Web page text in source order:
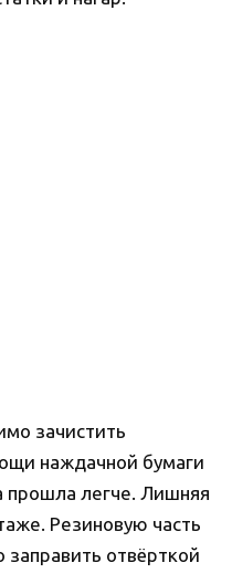
зачистить
наждачной бумаги
прошла легче. Лишняя
Резиновую часть
заправить отвёрткой